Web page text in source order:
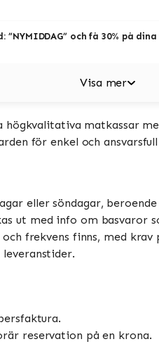
”NYMIDDAG” och få 30% på
Visa mer
matkassar
för enkel och
eller söndagar,
ut med info om basvaror
frekvens finns, med krav
leveranstider.
reservation på en krona.